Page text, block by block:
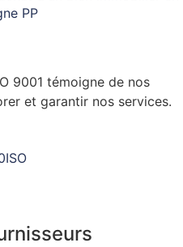
9001 témoigne de nos
et garantir nos services.